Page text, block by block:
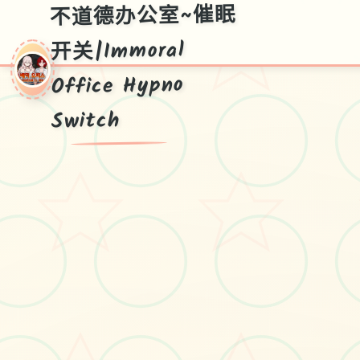
不道德办公室~催眠
开关|Immoral
Office Hypno
Switch